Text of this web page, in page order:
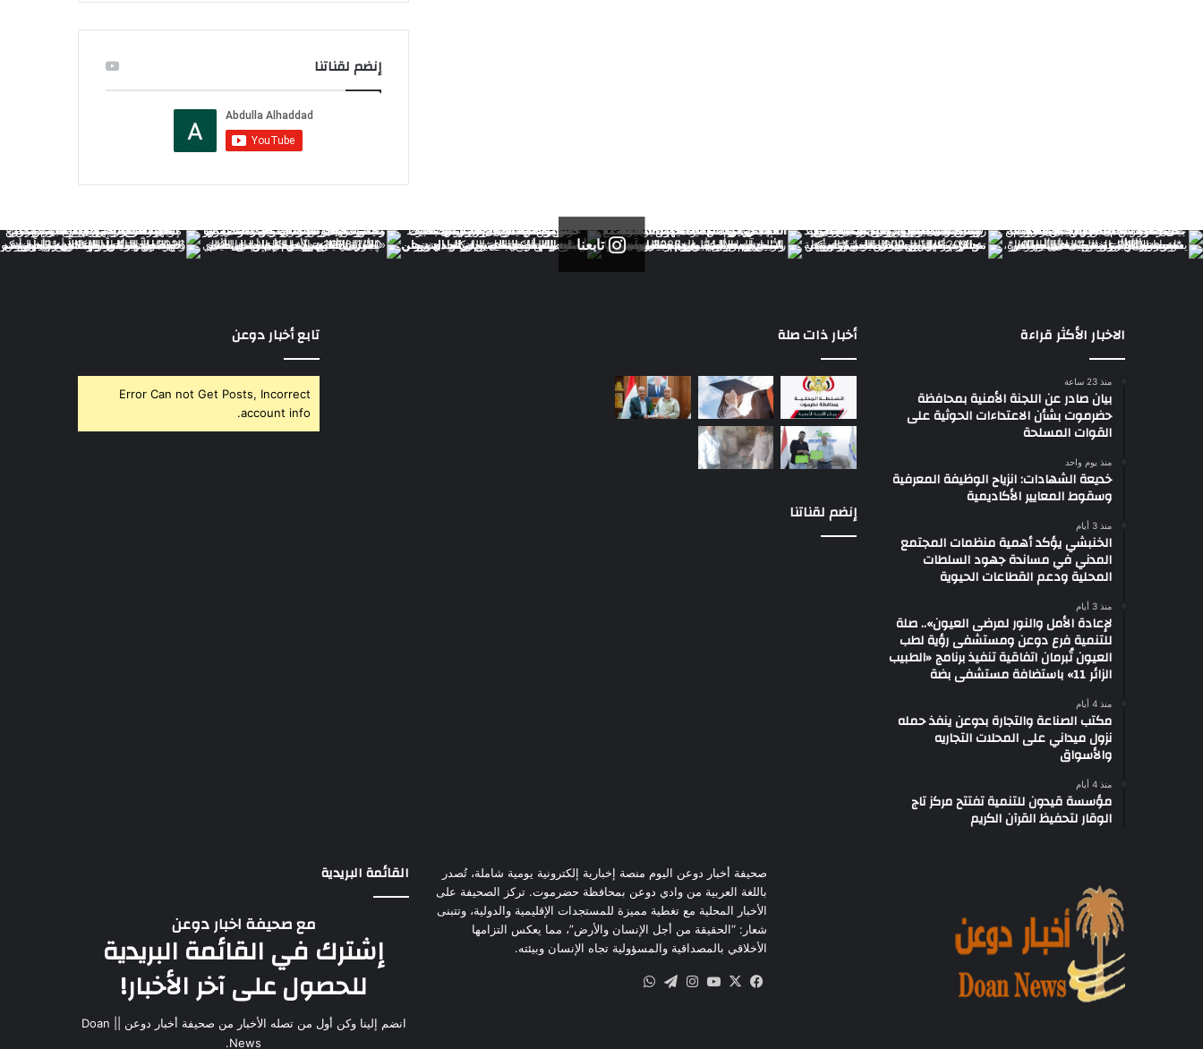
إنضم لقناتنا
تابعنا
الاخبار الأكثر قراءة
منذ 23 ساعة
بيان صادر عن اللجنة الأمنية بمحافظة
حضرموت بشأن الاعتداءات الحوثية على
القوات المسلحة
منذ يوم واحد
خديعة الشهادات: انزياح الوظيفة المعرفية
وسقوط المعايير الأكاديمية
منذ 3 أيام
الخنبشي يؤكد أهمية منظمات المجتمع
المدني في مساندة جهود السلطات
المحلية ودعم القطاعات الحيوية
منذ 3 أيام
لإعادة الأمل والنور لمرضى العيون».. صلة
للتنمية فرع دوعن ومستشفى رؤية لطب
العيون تُبرمان اتفاقية تنفيذ برنامج «الطبيب
الزائر 11» باستضافة مستشفى بضة
منذ 4 أيام
مكتب الصناعة والتجارة بدوعن ينفذ حمله
نزول ميداني على المحلات التجاريه
والأسواق
منذ 4 أيام
مؤسسة قيدون للتنمية تفتتح مركز تاج
الوقار لتحفيظ القرآن الكريم
أخبار ذات صلة
إنضم لقناتنا
تابع أخبار دوعن
Error Can not Get Posts, Incorrect
account info.
صحيفة أخبار دوعن اليوم منصة إخبارية إلكترونية يومية شاملة، تُصدر
باللغة العربية من وادي دوعن بمحافظة حضرموت. تركز الصحيفة على
الأخبار المحلية مع تغطية مميزة للمستجدات الإقليمية والدولية، وتتبنى
شعار: “الحقيقة من أجل الإنسان والأرض”، مما يعكس التزامها
الأخلاقي بالمصداقية والمسؤولية تجاه الإنسان وبيئته.
القائمة البريدية
مع صحيفة اخبار دوعن
إشترك في القائمة البريدية
للحصول على آخر الأخبار!
انضم إلينا وكن أول من تصله الأخبار من صحيفة أخبار دوعن || Doan
News.